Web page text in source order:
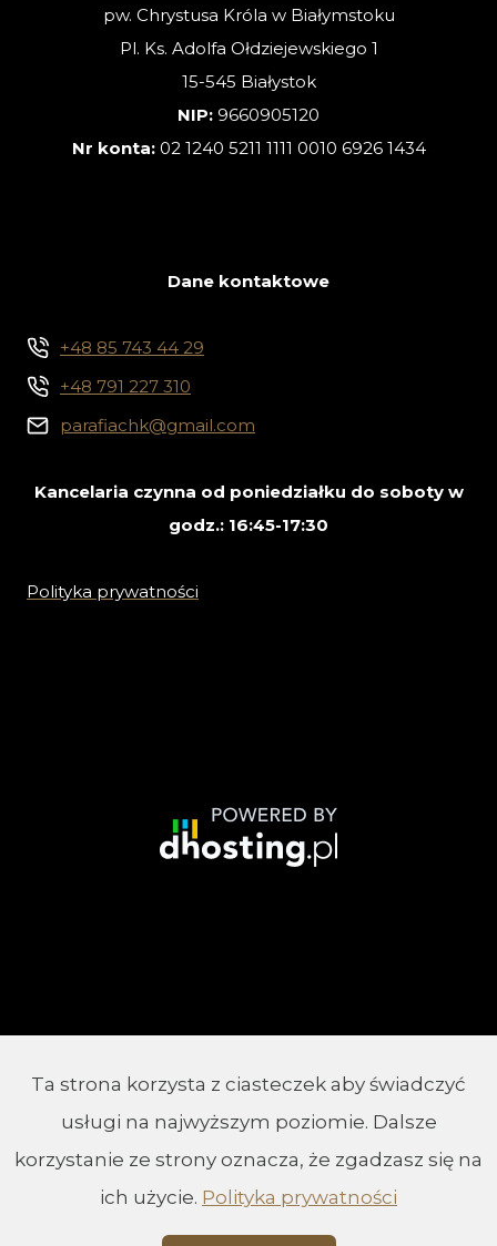
pw. Chrystusa Króla w Białymstoku
Pl. Ks. Adolfa Ołdziejewskiego 1
15-545 Białystok
NIP: 9660905120
Nr konta: 02 1240 5211 1111 0010 6926 1434
Dane kontaktowe
+48 85 743 44 29
+48 791 227 310
parafiachk@gmail.com
Kancelaria czynna od poniedziałku do soboty w
godz.: 16:45-17:30
Polityka prywatności
Ta strona korzysta z ciasteczek aby świadczyć
usługi na najwyższym poziomie. Dalsze
korzystanie ze strony oznacza, że zgadzasz się na
ich użycie. Polityka prywatności